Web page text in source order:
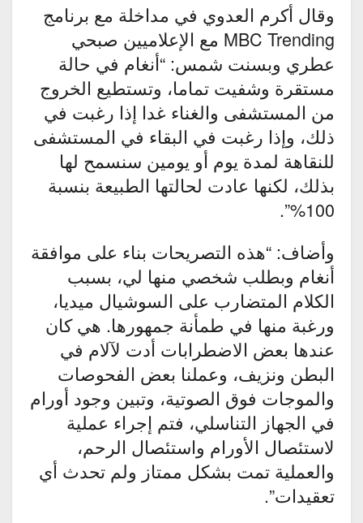
وقال أكرم العدوي في مداخلة مع برنامج
MBC Trending مع الإعلاميين صبحي
عطري وبسنت شمس: “أنغام في حالة
مستقرة وشفيت تماما، وتستطيع الخروج
من المستشفى والغناء غدا إذا رغبت في
ذلك، وإذا رغبت في البقاء في المستشفى
للنقاهة لمدة يوم أو يومين سنسمح لها
بذلك، لكنها عادت لحالتها الطبيعة بنسبة
100%”.
وأضاف: “هذه التصريحات بناء على موافقة
أنغام وبطلب شخصي منها لي، بسبب
الكلام المتضارب على السوشيال ميديا،
ورغبة منها في طمأنة جمهورها. هي كان
عندها بعض الاضطرابات أدت لآلام في
البطن ونزيف، وعملنا بعض الفحوصات
والموجات فوق الصوتية، وتبين وجود أورام
في الجهاز التناسلي، فتم إجراء عملية
لاستئصال الأورام واستئصال الرحم،
والعملية تمت بشكل ممتاز ولم تحدث أي
تعقيدات”.